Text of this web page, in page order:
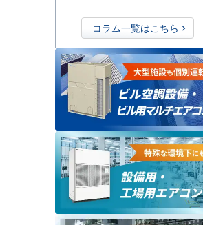
コラム一覧はこちら